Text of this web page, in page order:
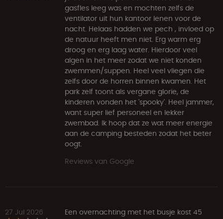
gasfles leeg was en mochten zelfs de
ventilator uit hun kantoor lenen voor de
nacht. Helaas hadden we pech , invloed op
de natuur heeft men niet. Erg warm erg
droog en erg laag water. Hierdoor veel
algen in het meer zodat we niet konden
zwemmen/suppen. Heel veel vliegen die
zelfs door de horren binnen kwamen. Het
park zelf toont als vergane glorie, de
kinderen vonden het 'spooky'. Heel jammer,
want super lief personeel en lekker
zwembad. Ik hoop dat ze wat meer energie
aan de camping besteden zodat het beter
oogt.
Reviews van Google
27 Jul 2026
Een overnachting met het busje kost 45